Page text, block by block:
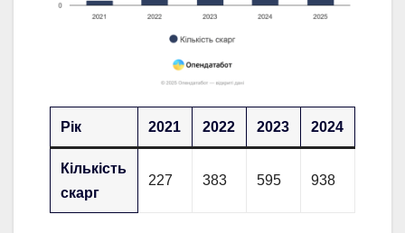
Рік 2021 2022 2023 2024
Кількість
скарг
227 383 595 938